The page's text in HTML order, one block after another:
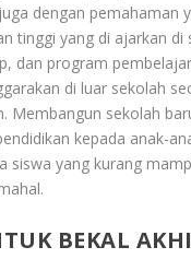
dengan pemahaman
tinggi yang di ajarkan
dan program
di luar sekolah
Membangun sekolah
kepada anak-
yang kurang
BEKAL